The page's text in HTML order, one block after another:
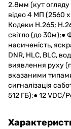
2.8мм (кут огляду
відео 4 МП (2560
Кодеки H.265;
світло (до 30м);●
насиченість,
DNR, HLC, BLC,
виявлення руху
вказаними
сигналізація
512 ГБ);● 12 VDC/